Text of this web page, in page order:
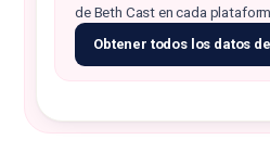
de Beth Cast en cada
Obtener todos los datos